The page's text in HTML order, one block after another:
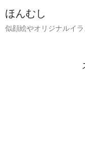
ほんむし
似顔絵やオリジナルイ